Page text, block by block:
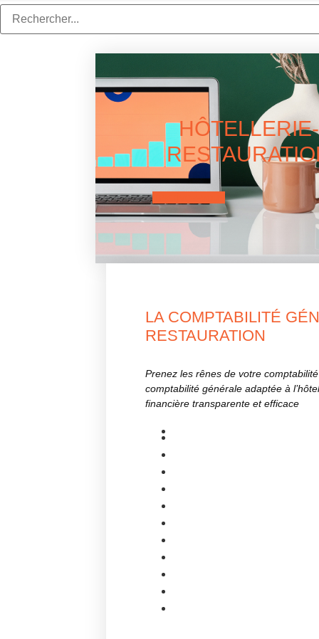
HÔTELLERIE-
inscrivez-vous
LA COMPTABILITÉ
RESTAURATION
Prenez les rênes de votre
comptabilité générale adaptée à
financière transparente et efficace